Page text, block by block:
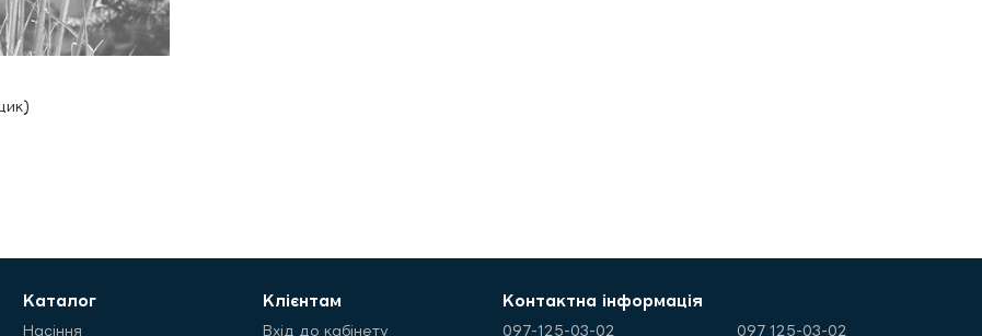
Каталог
Насіння
Клієнтам
Вхід до кабінету
Контактна інформація
097-125-03-02 097 125-03-02